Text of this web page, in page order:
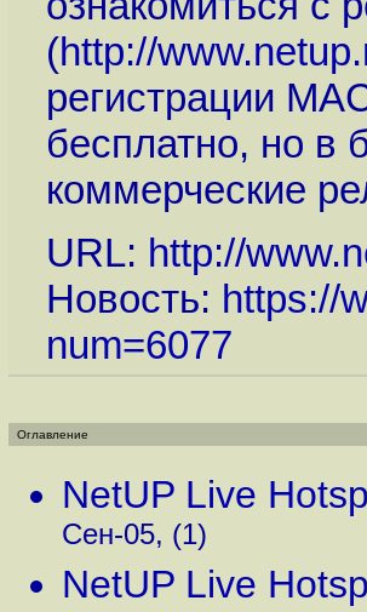
(http://
регистрации
бесплатно, но в
коммерческие
URL: http://
Новость: https://
num=6077
Оглавление
NetUP Live
Сен-05, (1)
NetUP Live